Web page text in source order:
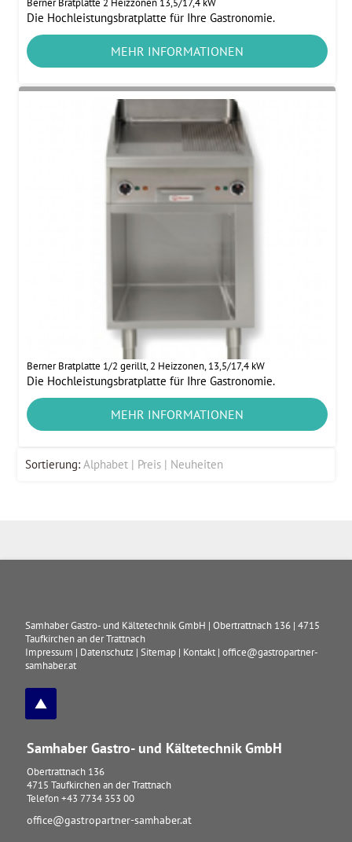
Berner Bratplatte 2 Heizzonen 13,5/17,4 kW
Die Hochleistungsbratplatte für Ihre Gastronomie.
MEHR INFORMATIONEN
Berner Bratplatte 1/2 gerillt, 2 Heizzonen, 13,5/17,4 kW
Die Hochleistungsbratplatte für Ihre Gastronomie.
MEHR INFORMATIONEN
Sortierung: Alphabet Preis Neuheiten
Samhaber Gastro- und Kältetechnik GmbH |Obertrattnach 136 |4715
Taufkirchen an der Trattnach
Impressum | Datenschutz |Sitemap | Kontakt |office@gastropartner-
samhaber.at
Samhaber Gastro- und Kältetechnik GmbH
Obertrattnach 136
4715 Taufkirchen an der Trattnach
Telefon +43 7734 353 00
office@gastropartner-samhaber.at